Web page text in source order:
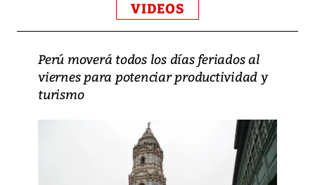
VIDEOS
Perú moverá todos los días feriados al
viernes para potenciar productividad y
turismo